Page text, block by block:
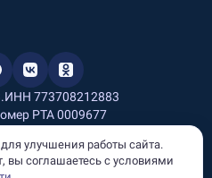
ИНН 773708212883
РТА 0009677
сайте, носит информационный
и публичной офертой.
улучшения работы сайта.
вы соглашаетесь с условиями